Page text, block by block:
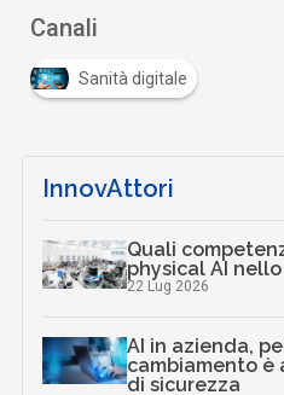
Canali
Sanità digitale
InnovAttori
Quali
physical AI
22 Lug 2026
AI in azienda,
cambiamento è
di sicurezza